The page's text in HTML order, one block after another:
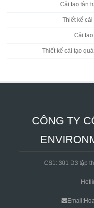
Cải tạo tân
Thiết kế
Cải
Thiết kế cải tạo
CÔNG TY
CS1: 301 D3 tập